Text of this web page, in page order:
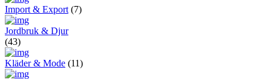
Import & Export (7)
Jordbruk & Djur
(43)
Kläder & Mode (11)